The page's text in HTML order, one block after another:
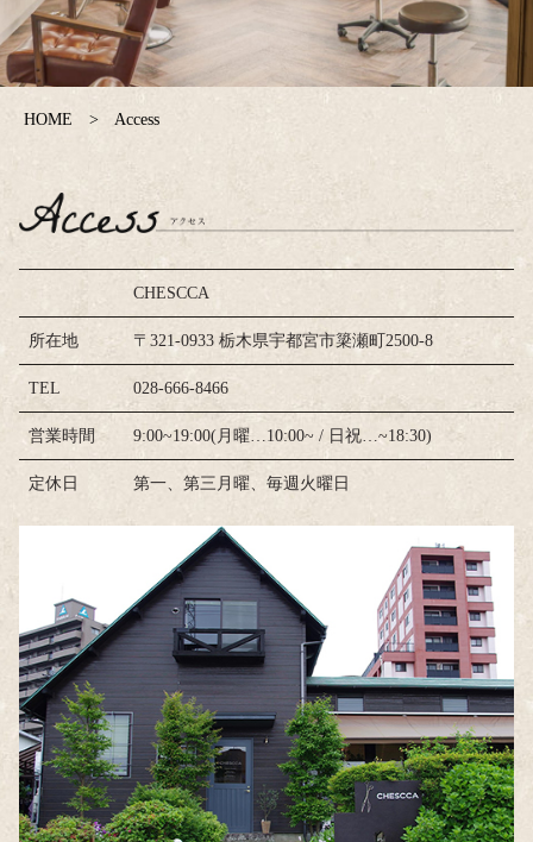
HOME Access
CHESCCA
所在地 〒321-0933 栃木県宇都宮市簗瀬町2500-8
TEL 028-666-8466
営業時間 9:00~19:00(月曜…10:00~ / 日祝…~18:30)
定休日 第一、第三月曜、毎週火曜日